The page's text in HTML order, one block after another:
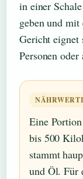
in einer
geben und
Gericht eignet
Personen oder
Eine
bis 500
stammt
und Öl. Für